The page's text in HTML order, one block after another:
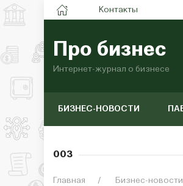
Контакты
Про бизнес
Интернет-журнал о бизнесе
БИЗНЕС-НОВОСТИ
003
Главная Бизнес-новости